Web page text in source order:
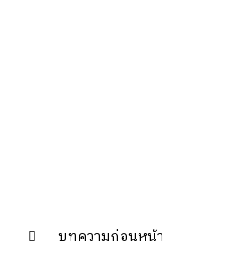
บทความก่อนหน้า